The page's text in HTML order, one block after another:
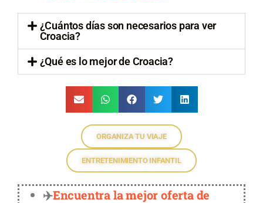
¿Cuántos días son necesarios para ver
Croacia?
¿Qué es lo mejor de Croacia?
ORGANIZA TU VIAJE
ENTRETENIMIENTO INFANTIL
✈️Encuentra la mejor oferta de